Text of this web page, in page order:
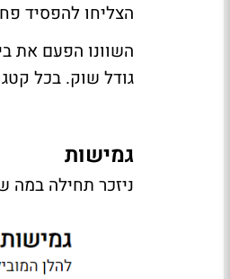
הצליחו להפסיד
השוונו הפעם את
גודל שוק. בכל
גמישות
ניזכר תחילה במה